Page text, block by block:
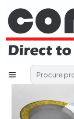
mais adequada
Início Catálogo
Agamassa,
COR FR MASTIC -